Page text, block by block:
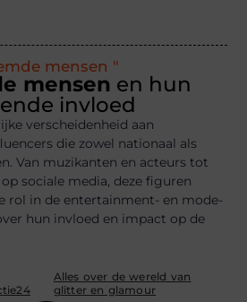
mensen "
mensen en hun
invloed
verscheidenheid aan
die zowel nationaal als
Van muzikanten en acteurs tot
sociale media, deze figuren
rol in de entertainment- en mode-
hun invloed en impact op de
Alles over de wereld van
glitter en glamour